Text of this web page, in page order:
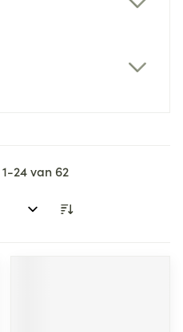
1-24van 62